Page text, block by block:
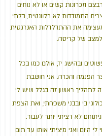
וזכרונות קשים או לא נוחים
התמודדות לא רלוונטית, בלתי
את ההתדלדלות האנרגטית
למצב של קריסה.
ובהישג יד, אולם כמו בכל
הפנמה והכרה. אני חושבת
לתהליך ראשון זה בגלל שיש לי
בי ובבני משפחתי, ואת הצפת
לא רציתי יותר לעבור.
לי היום ואני מיציתי אותו עד תום